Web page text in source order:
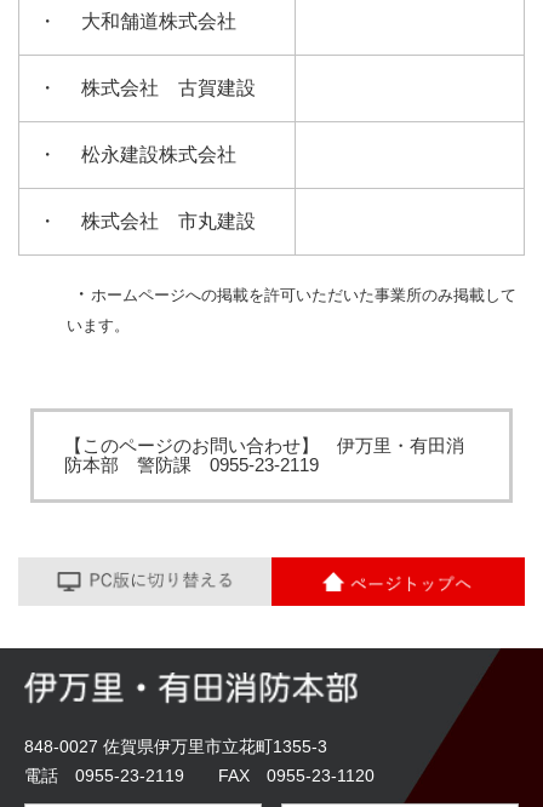
・ 大和舗道株式会社
・ 株式会社 古賀建設
・ 松永建設株式会社
・ 株式会社 市丸建設
・ ホームページへの掲載を許可いただいた事業所のみ掲載して
います。
【このページのお問い合わせ】 伊万里・有田消
防本部 警防課 0955‐23‐2119
848-0027 佐賀県伊万里市立花町1355-3
電話 0955-23-2119 FAX 0955-23-1120